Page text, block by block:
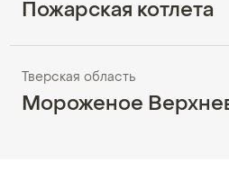
Пожарская котлета
Тверская область
Мороженое